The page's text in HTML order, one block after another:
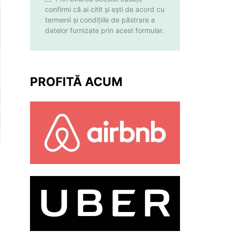
confirmi că ai citit și ești de acord cu
termenii și condițiile de păstrare a
datelor furnizate prin acest formular.
PROFITĂ ACUM